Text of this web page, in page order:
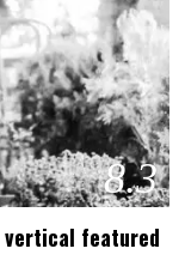
8.3
featured